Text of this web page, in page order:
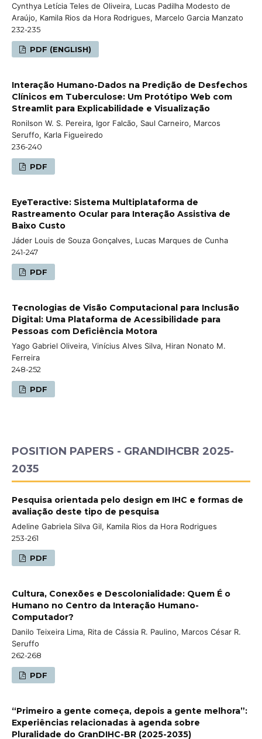
Cynthya Letícia Teles de Oliveira, Lucas Padilha Modesto de
Araújo, Kamila Rios da Hora Rodrigues, Marcelo Garcia Manzato
232-235
PDF (ENGLISH)
Interação Humano-Dados na Predição de Desfechos
Clínicos em Tuberculose: Um Protótipo Web com
Streamlit para Explicabilidade e Visualização
Ronilson W. S. Pereira, Igor Falcão, Saul Carneiro, Marcos
Seruffo, Karla Figueiredo
236-240
PDF
EyeTeractive: Sistema Multiplataforma de
Rastreamento Ocular para Interação Assistiva de
Baixo Custo
Jáder Louis de Souza Gonçalves, Lucas Marques de Cunha
241-247
PDF
Tecnologias de Visão Computacional para Inclusão
Digital: Uma Plataforma de Acessibilidade para
Pessoas com Deficiência Motora
Yago Gabriel Oliveira, Vinícius Alves Silva, Hiran Nonato M.
Ferreira
248-252
PDF
POSITION PAPERS - GRANDIHCBR 2025-
2035
Pesquisa orientada pelo design em IHC e formas de
avaliação deste tipo de pesquisa
Adeline Gabriela Silva Gil, Kamila Rios da Hora Rodrigues
253-261
PDF
Cultura, Conexões e Descolonialidade: Quem É o
Humano no Centro da Interação Humano-
Computador?
Danilo Teixeira Lima, Rita de Cássia R. Paulino, Marcos César R.
Seruffo
262-268
PDF
“Primeiro a gente começa, depois a gente melhora”:
Experiências relacionadas à agenda sobre
Pluralidade do GranDIHC-BR (2025-2035)